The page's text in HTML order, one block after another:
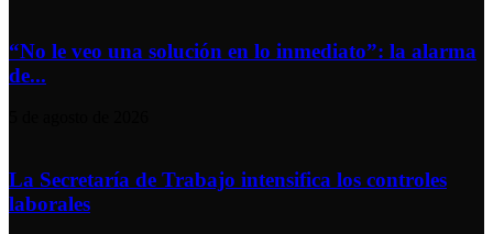
“No le veo una solución en lo inmediato”: la alarma
de...
La Secretaría de Trabajo intensifica los controles
laborales